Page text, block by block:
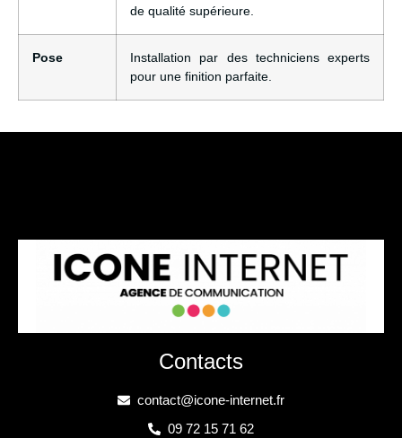
de qualité supérieure.
Pose
Installation par des techniciens experts
pour une finition parfaite.
Contacts
contact@icone-internet.fr
09 72 15 71 62